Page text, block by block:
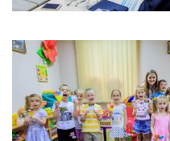
Свято-Івано-
Монастир сестер
Монастир Успення
Святого Василія
Комісії